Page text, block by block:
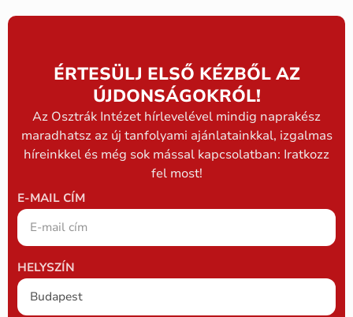
ÉRTESÜLJ ELSŐ KÉZBŐL AZ
ÚJDONSÁGOKRÓL!
Az Osztrák Intézet hírlevelével mindig naprakész
maradhatsz az új tanfolyami ajánlatainkkal, izgalmas
híreinkkel és még sok mással kapcsolatban: Iratkozz
fel most!
E-MAIL CÍM
HELYSZÍN